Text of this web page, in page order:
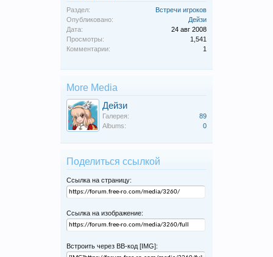
Раздел:
Встречи игроков
Опубликовано:
Дейзи
Дата:
24 авг 2008
Просмотры:
1,541
Комментарии:
1
More Media
Дейзи
Галерея:
89
Albums:
0
Поделиться ссылкой
Ссылка на страницу:
Ссылка на изображение:
Встроить через BB-код [IMG]: